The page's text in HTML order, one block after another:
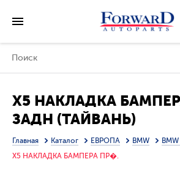
X5 НАКЛАДКА
ЗАДН (ТАЙВАНЬ)
Главная Каталог ЕВРОПА BMW
X5 НАКЛАДКА БАМПЕРА ПР�.